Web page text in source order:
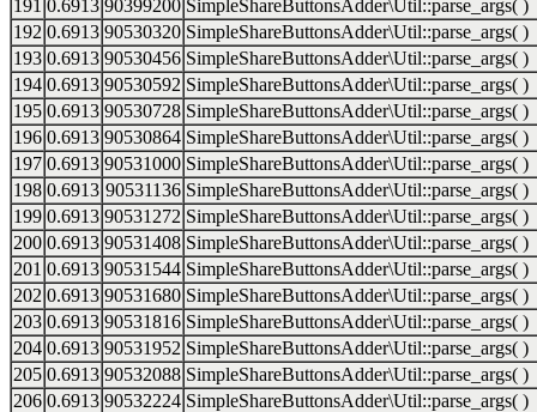
191 0.6913 90399200 SimpleShareButtonsAdder\Util::parse_args( )
192 0.6913 90530320 SimpleShareButtonsAdder\Util::parse_args( )
193 0.6913 90530456 SimpleShareButtonsAdder\Util::parse_args( )
194 0.6913 90530592 SimpleShareButtonsAdder\Util::parse_args( )
195 0.6913 90530728 SimpleShareButtonsAdder\Util::parse_args( )
196 0.6913 90530864 SimpleShareButtonsAdder\Util::parse_args( )
197 0.6913 90531000 SimpleShareButtonsAdder\Util::parse_args( )
198 0.6913 90531136 SimpleShareButtonsAdder\Util::parse_args( )
199 0.6913 90531272 SimpleShareButtonsAdder\Util::parse_args( )
200 0.6913 90531408 SimpleShareButtonsAdder\Util::parse_args( )
201 0.6913 90531544 SimpleShareButtonsAdder\Util::parse_args( )
202 0.6913 90531680 SimpleShareButtonsAdder\Util::parse_args( )
203 0.6913 90531816 SimpleShareButtonsAdder\Util::parse_args( )
204 0.6913 90531952 SimpleShareButtonsAdder\Util::parse_args( )
205 0.6913 90532088 SimpleShareButtonsAdder\Util::parse_args( )
206 0.6913 90532224 SimpleShareButtonsAdder\Util::parse_args( )